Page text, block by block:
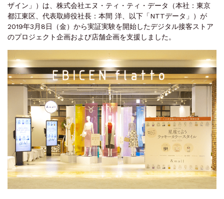
ザイン」）は、株式会社エヌ・ティ・ティ・データ（本社：東京
都江東区、代表取締役社長：本間 洋、以下「NTTデータ」）が
2019年3月8日（金）から実証実験を開始したデジタル接客ストア
のプロジェクト企画および店舗企画を支援しました。